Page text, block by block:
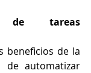
de tareas
beneficios de la
de automatizar